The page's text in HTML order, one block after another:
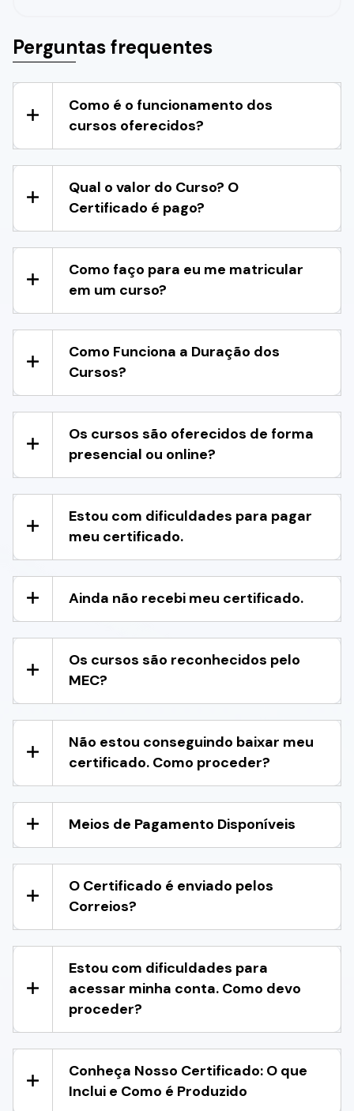
Perguntas frequentes
Como é o funcionamento dos
cursos oferecidos?
Qual o valor do Curso? O
Certificado é pago?
Como faço para eu me matricular
em um curso?
Como Funciona a Duração dos
Cursos?
Os cursos são oferecidos de forma
presencial ou online?
Estou com dificuldades para pagar
meu certificado.
Ainda não recebi meu certificado.
Os cursos são reconhecidos pelo
MEC?
Não estou conseguindo baixar meu
certificado. Como proceder?
Meios de Pagamento Disponíveis
O Certificado é enviado pelos
Correios?
Estou com dificuldades para
acessar minha conta. Como devo
proceder?
Conheça Nosso Certificado: O que
Inclui e Como é Produzido